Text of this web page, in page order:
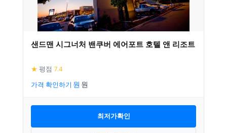
샌드맨 시그너처 밴쿠버 에어포트 호텔 앤 리조트
★ 평점 7.4
가격 확인하기
최저가확인